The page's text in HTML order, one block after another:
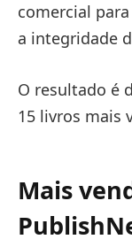
comercial
a integridade
O resultado é
15 livros mais
Mais